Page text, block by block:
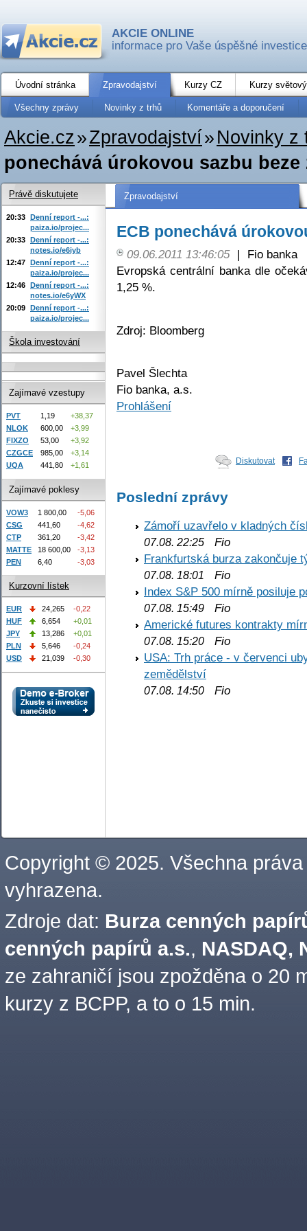
AKCIE ONLINE
informace pro Vaše úspěšné investice
Úvodní stránka Zpravodajství Kurzy CZ Kurzy
Všechny zprávy Novinky z trhů Komentáře a doporučení
Akcie.cz»Zpravodajství» Novinky z
ponechává úrokovou sazbu beze
Zpravodajství
ECB ponechává
09.06.2011 13:46:05 |
Fio banka
Evropská centrální banka dle
1,25 %.
Zdroj: Bloomberg
Pavel Šlechta
Fio banka, a.s.
Prohlášení
Diskutovat
Poslední zprávy
Zámoří uzavřelo v kladných
07.08. 22:25 Fio
Frankfurtská burza zakončuje
07.08. 18:01
Fio
Index S&P 500 mírně posiluje
07.08. 15:49 Fio
Americké futures kontrakty
07.08. 15:20 Fio
USA: Trh práce - v červenci
zemědělství
07.08. 14:50 Fio
Právě diskutujete
20:33 Denní report -...:
paiza.io/projec...
20:33 Denní report -...:
notes.io/e6iyb
12:47 Denní report -...:
paiza.io/projec...
12:46 Denní report -...:
notes.io/e6yWX
20:09 Denní report -...:
paiza.io/projec...
Škola investování
Zajímavé vzestupy
PVT 1,19
+38,37
NLOK
600,00
+3,99
FIXZO
53,00
+3,92
CZGCE
985,00
+3,14
UQA
441,80 +1,61
Zajímavé poklesy
VOW3 1 800,00
-5,06
CSG
441,60
-4,62
CTP
361,20
-3,42
MATTE
18 600,00
-3,13
PEN
6,40 -3,03
Kurzovní lístek
EUR 24,265
-0,22
HUF
6,654
+0,01
JPY
13,286
+0,01
PLN
5,646
-0,24
USD
21,039 -0,30
Copyright © 2025. Všechna práva
vyhrazena.
Zdroje dat: Burza cenných
cenných papírů a.s., NASDAQ,
ze zahraničí jsou zpožděna o 20
kurzy z BCPP, a to o 15 min.